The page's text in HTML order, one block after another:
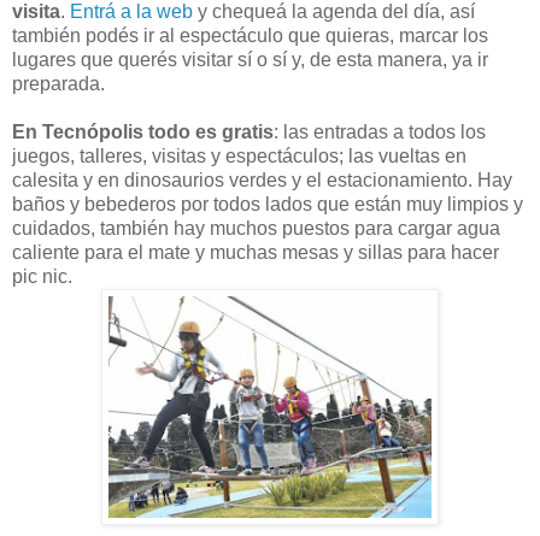
visita. Entrá a la web y chequeá la agenda del día, así
también podés ir al espectáculo que quieras, marcar los
lugares que querés visitar sí o sí y, de esta manera, ya ir
preparada.
En Tecnópolis todo es gratis: las entradas a todos los
juegos, talleres, visitas y espectáculos; las vueltas en
calesita y en dinosaurios verdes y el estacionamiento. Hay
baños y bebederos por todos lados que están muy limpios y
cuidados, también hay muchos puestos para cargar agua
caliente para el mate y muchas mesas y sillas para hacer
pic nic.